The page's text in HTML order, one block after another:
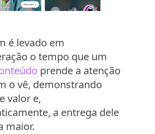
é levado em
o tempo que um
prende a atenção
o vê, demonstrando
valor e,
a entrega dele
maior.